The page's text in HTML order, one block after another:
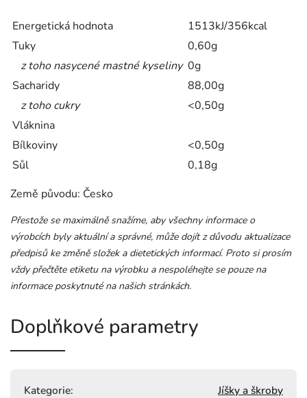
Energetická hodnota
1513kJ/356kcal
Tuky
0,60g
z toho nasycené mastné kyseliny 0g
Sacharidy
88,00g
z toho cukry
<0,50g
Vláknina
Bílkoviny
<0,50g
Sůl
0,18g
Země původu: Česko
Přestože se maximálně snažíme, aby všechny informace o
výrobcích byly aktuální a správné, může dojít z důvodu aktualizace
předpisů ke změně složek a dietetických informací. Proto si prosím
vždy přečtěte etiketu na výrobku a nespoléhejte se pouze na
informace poskytnuté na našich stránkách.
Doplňkové parametry
Kategorie:
Jíšky a škroby